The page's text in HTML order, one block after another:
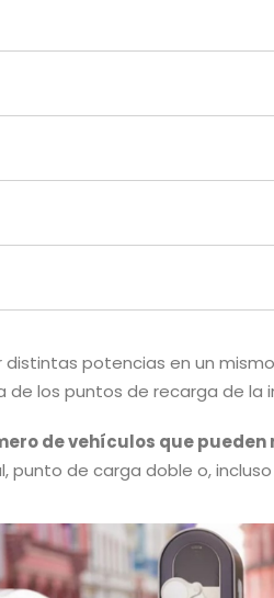
distintas potencias en un
de los puntos de recarga de la
de vehículos que
punto de carga doble o,